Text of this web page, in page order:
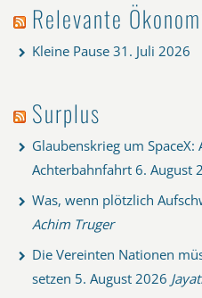
Relevante
Kleine Pause 31. Juli 2026
Surplus
Glaubenskrieg um
Achterbahnfahrt 6. August
Was, wenn plötzlich
Achim Truger
Die Vereinten Nationen
setzen 5. August 2026